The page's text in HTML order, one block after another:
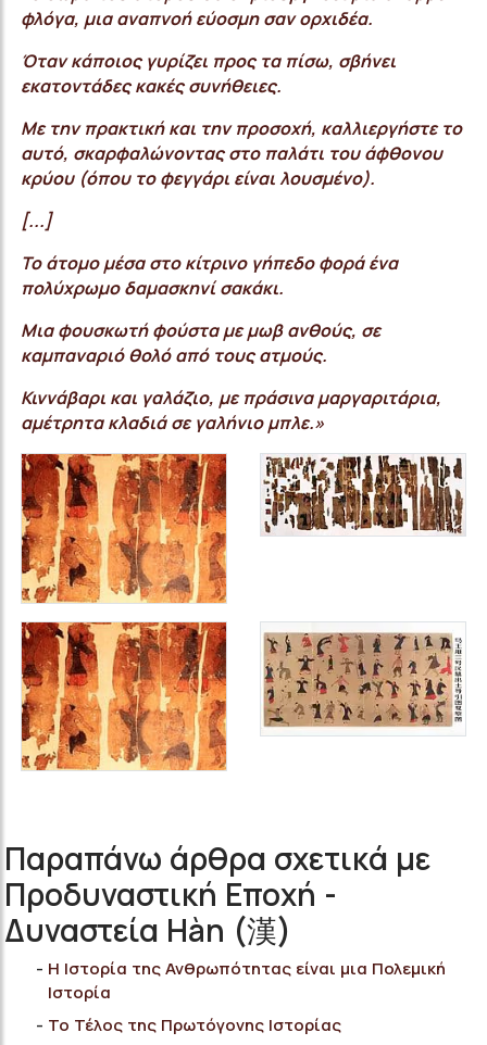
φλόγα, μια αναπνοή εύοσμη σαν ορχιδέα.
Όταν κάποιος γυρίζει προς τα πίσω, σβήνει
εκατοντάδες κακές συνήθειες.
Με την πρακτική και την προσοχή, καλλιεργήστε το
αυτό, σκαρφαλώνοντας στο παλάτι του άφθονου
κρύου (όπου το φεγγάρι είναι λουσμένο).
[...]
Το άτομο μέσα στο κίτρινο γήπεδο φορά ένα
πολύχρωμο δαμασκηνί σακάκι.
Μια φουσκωτή φούστα με μωβ ανθούς, σε
καμπαναριό θολό από τους ατμούς.
Κιννάβαρι και γαλάζιο, με πράσινα μαργαριτάρια,
αμέτρητα κλαδιά σε γαλήνιο μπλε.»
Παραπάνω άρθρα σχετικά με
Προδυναστική Εποχή -
Δυναστεία Hàn (漢)
Η Ιστορία της Ανθρωπότητας είναι μια Πολεμική
Ιστορία
Το Τέλος της Πρωτόγονης Ιστορίας